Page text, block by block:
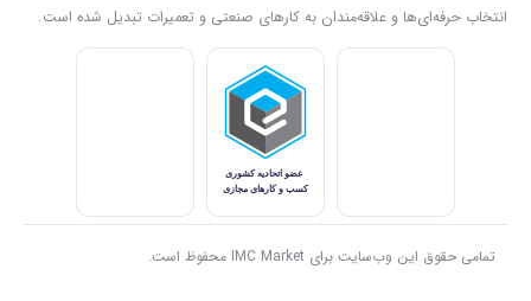
را بچرخاند؛ که عددی عالی برای این رده از فرزها محسوب می‌شود.
اندازه سنگ این مینی فرز 22.2386*115 میلی متر است. به شما اکیداً
هشدار می‌دهیم به دلیل دور بالای این محصول از سنگ‌های بزرگ‌تر در
این فرز استفاده نکنید و در موقع کار حتماً گارد محافظ سنگ این محصول
گارد این محصول با کیفیت بالایی ساخته شده و به خوبی می‌تواند از
پرتاب شدن اجسام خطرناک به سوی شما در هنگام کار جلوگیری کند. به
هیچ عنوان این گارد را از دستگاه جدا نکنید و در صورت خرابی آن ، حتماً
انتخاب حرفه‌ای‌ها و علاقه‌مندان به کارهای صنعتی و تعمیرات تبدیل شده است.
تمامی حقوق این وب‌سایت برای IMC Market محفوظ است.